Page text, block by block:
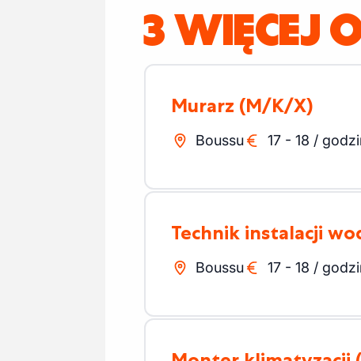
3 WIĘCEJ
Murarz (M/K/X)
Boussu 17 - 18 /
Technik instalacji
Boussu 17 - 18 /